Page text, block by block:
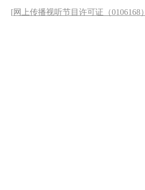
[网上传播视听节目许可证（0106168）